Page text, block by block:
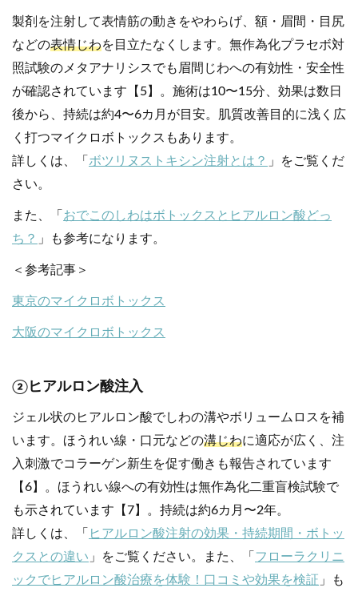
製剤を注射して表情筋の動きをやわらげ、額・眉間・目尻
などの表情じわを目立たなくします。無作為化プラセボ対
照試験のメタアナリシスでも眉間じわへの有効性・安全性
が確認されています【5】。施術は10〜15分、効果は数日
後から、持続は約4〜6カ月が目安。肌質改善目的に浅く広
く打つマイクロボトックスもあります。
詳しくは、「 ボツリヌストキシン注射とは？ 」をご覧くだ
さい。
また、「 おでこのしわはボトックスとヒアルロン酸どっ
ち？ 」も参考になります。
＜参考記事＞
東京のマイクロボトックス
大阪のマイクロボトックス
②ヒアルロン酸注入
ジェル状のヒアルロン酸でしわの溝やボリュームロスを補
います。ほうれい線・口元などの溝じわに適応が広く、注
入刺激でコラーゲン新生を促す働きも報告されています
【6】。ほうれい線への有効性は無作為化二重盲検試験で
も示されています【7】。持続は約6カ月〜2年。
詳しくは、「
ヒアルロン酸注射の効果・持続期間・ボトッ
クスとの違い 」をご覧ください。また、「 フローラクリニ
ックでヒアルロン酸治療を体験！口コミや効果を検証 」も